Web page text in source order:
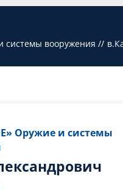
системы вооружения
Оружие и системы